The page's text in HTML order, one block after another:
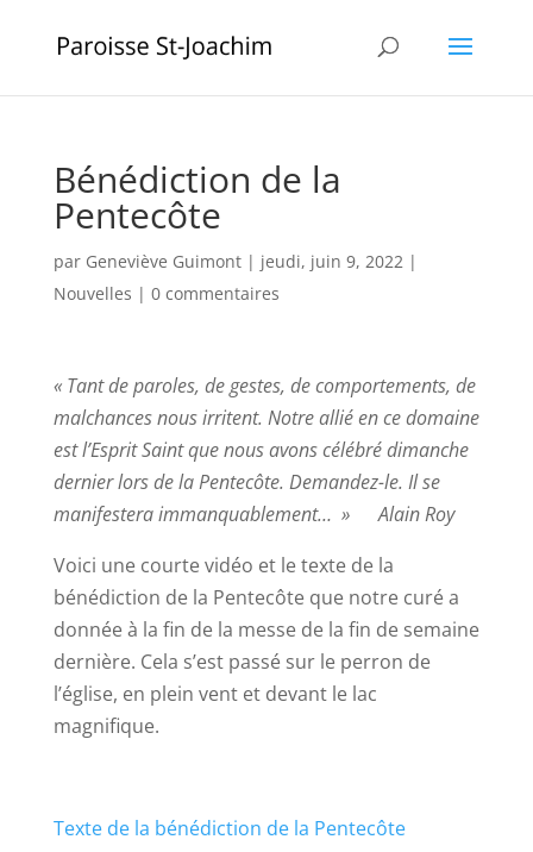
Bénédiction de la
Pentecôte
par Geneviève Guimont| jeudi, juin 9, 2022|
Nouvelles | 0 commentaires
« Tant de paroles, de gestes, de comportements, de
malchances nous irritent. Notre allié en ce domaine
est l’Esprit Saint que nous avons célébré dimanche
dernier lors de la Pentecôte. Demandez-le. Il se
manifestera immanquablement… »
Alain Roy
Voici une courte vidéo et le texte de la
bénédiction de la Pentecôte que notre curé a
donnée à la fin de la messe de la fin de semaine
dernière. Cela s’est passé sur le perron de
l’église, en plein vent et devant le lac
magnifique.
Texte de la bénédiction de la Pentecôte